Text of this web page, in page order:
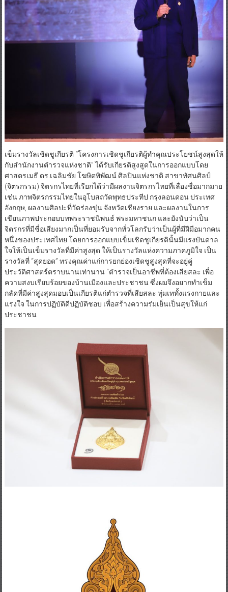
เข็มรางวัลเชิดชูเกียรติ “โครงการเชิดชูเกียรติผู้ทำคุณประโยชน์สูงสุดให้
กับสำนักงานตำรวจแห่งชาติ” ได้รับเกียรติสูงสูดในการออกแบบโดย
ศาสตรเมธี ดร.เฉลิมชัย โฆษิตพิพัฒน์ ศิลปินแห่งชาติ สาขาทัศนศิลป์
(จิตรกรรม) จิตรกรไทยที่เรียกได้ว่ามีผลงานจิตรกรไทยที่เลื่องชื่อมากมาย
เช่น ภาพจิตรกรรมไทยในอุโบสถวัดพุทธประทีป กรุงลอนดอน ประเทศ
อังกฤษ, ผลงานศิลปะที่วัดร่องขุ่น จังหวัดเชียงราย และผลงานในการ
เขียนภาพประกอบบทพระราชนิพนธ์ พระมหาชนก และยังนับว่าเป็น
จิตรกรที่มีชื่อเสียงมากเป็นที่ยอมรับจากทั่วโลกรับว่าเป็นผู้ที่มีฝีมือมากคน
หนึ่งของประเทศไทย โดยการออกแบบเข็มเชิดชูเกียรตินั้นมีแรงบันดาล
ใจให้เป็นเข็มรางวัลที่มีค่าสูงสุด ให้เป็นรางวัลแห่งความภาคภูมิใจ เป็น
รางวัลที่ “สุดยอด” ทรงคุณค่าแก่การยกย่องเชิดชูสูงสุดที่จะอยู่คู่
ประวัติศาสตร์ตราบนานเท่านาน “ตำรวจเป็นอาชีพที่ต้องเสียสละ เพื่อ
ความสงบเรียบร้อยของบ้านเมืองและประชาชน ซึ่งผมจึงอยากทำเข็ม
กลัดที่มีค่าสูงสุดมอบเป็นเกียรติแก่ตำรวจที่เสียสละ ทุ่มเททั้งแรงกายและ
แรงใจ ในการปฏิบัติดีปฏิบัติชอบ เพื่อสร้างความร่มเย็นเป็นสุขให้แก่
ประชาชน